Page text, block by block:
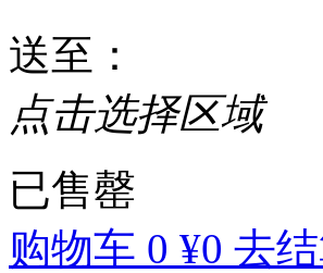
送至 ：
点击选择区域
已售罄
购物车 0 ¥0 去